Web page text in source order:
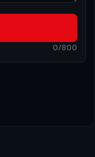
0/800